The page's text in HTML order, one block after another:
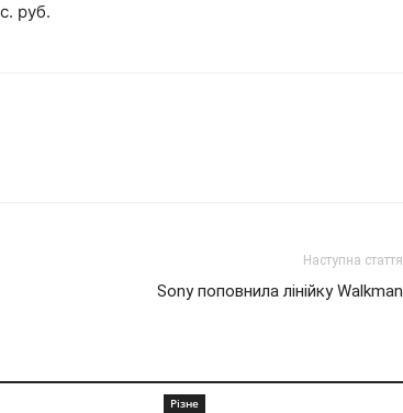
руб.
Наступна стаття
Sony поповнила лінійку Walkman
Різне